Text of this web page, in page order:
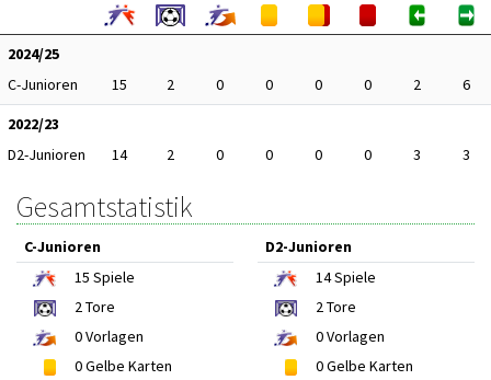
2024/25
C-Junioren
15 2 0 0 0 0 2
6
2022/23
D2-Junioren
14 2 0 0 0 0 3 3
Gesamtstatistik
C-Junioren
15 Spiele
2Tore
0Vorlagen
0Gelbe Karten
D2-Junioren
14Spiele
2Tore
0Vorlagen
0Gelbe Karten